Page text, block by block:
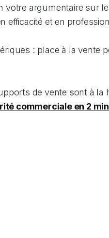
votre argumentaire sur
efficacité et en
: place à la vente
de vente sont à la
commerciale en 2